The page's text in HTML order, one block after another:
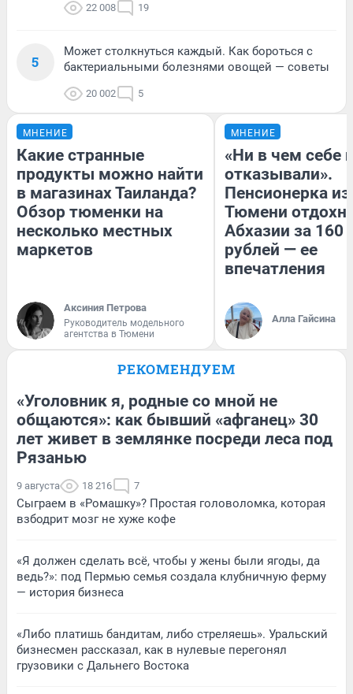
22 008 19
5
Может столкнуться каждый. Как бороться с
бактериальными болезнями овощей — советы
20 002 5
МНЕНИЕ
Какие странные
продукты можно найти
в магазинах Таиланда?
Обзор тюменки на
несколько местных
маркетов
Аксиния Петрова
Руководитель модельного
агентства в Тюмени
МНЕНИЕ
«Ни в чем себе
отказывали».
Пенсионерка из
Тюмени
Абхазии за 160
рублей — ее
впечатления
Алла Гайсина
РЕКОМЕНДУЕМ
«Уголовник я, родные со мной не
общаются»: как бывший «афганец» 30
лет живет в землянке посреди леса под
Рязанью
9 августа 18 216 7
Сыграем в «Ромашку»? Простая головоломка, которая
взбодрит мозг не хуже кофе
«Я должен сделать всё, чтобы у жены были ягоды, да
ведь?»: под Пермью семья создала клубничную ферму
— история бизнеса
«Либо платишь бандитам, либо стреляешь». Уральский
бизнесмен рассказал, как в нулевые перегонял
грузовики с Дальнего Востока